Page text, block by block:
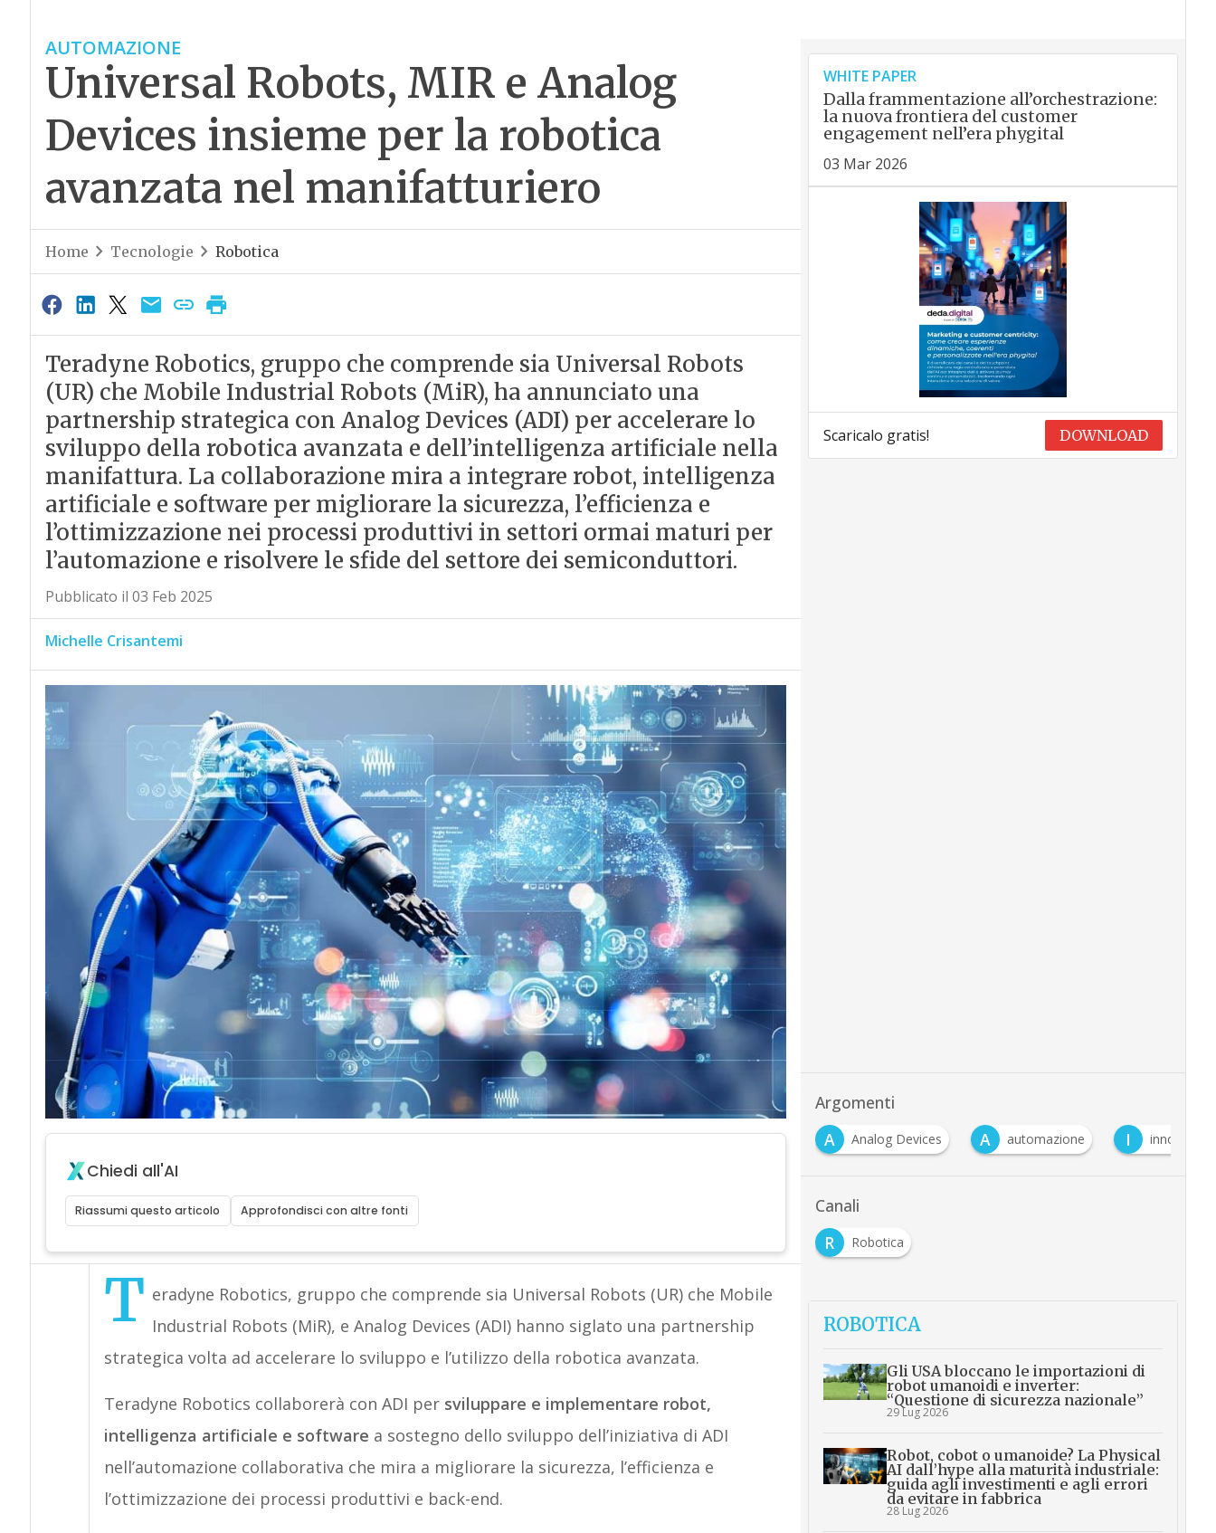
AUTOMAZIONE
Universal Robots, MIR e Analog
Devices insieme per la robotica
avanzata nel manifatturiero
Home Tecnologie Robotica
Teradyne Robotics, gruppo che comprende sia Universal Robots
(UR) che Mobile Industrial Robots (MiR), ha annunciato una
partnership strategica con Analog Devices (ADI) per accelerare lo
sviluppo della robotica avanzata e dell’intelligenza artificiale nella
manifattura. La collaborazione mira a integrare robot, intelligenza
artificiale e software per migliorare la sicurezza, l’efficienza e
l’ottimizzazione nei processi produttivi in settori ormai maturi per
l’automazione e risolvere le sfide del settore dei semiconduttori.
Pubblicato il 03 Feb 2025
Michelle Crisantemi
Chiedi all'AI
Riassumi questo articolo Approfondisci con altre fonti
T eradyne Robotics, gruppo che comprende sia Universal Robots (UR) che Mobile
Industrial Robots (MiR), e Analog Devices (ADI) hanno siglato una partnership
strategica volta ad accelerare lo sviluppo e l’utilizzo della robotica avanzata.
Teradyne Robotics collaborerà con ADI persviluppare e implementare robot,
intelligenza artificiale e software a sostegno dello sviluppo dell’iniziativa di ADI
nell’automazione collaborativa che mira a migliorare la sicurezza, l’efficienza e
l’ottimizzazione dei processi produttivi e back-end.
WHITE PAPER
Dalla frammentazione all’orchestrazione:
la nuova frontiera del customer
engagement nell’era phygital
03 Mar 2026
Scaricalo gratis! DOWNLOAD
Argomenti
A
AI A Analog Devices A automazione I
Canali
R
Robotica
ROBOTICA
Gli USA bloccano le importazioni di
robot umanoidi e inverter:
“Questione di sicurezza nazionale”
29 Lug 2026
Robot, cobot o umanoide? La Physical
AI dall’hype alla maturità industriale:
guida agli investimenti e agli errori
da evitare in fabbrica
28 Lug 2026